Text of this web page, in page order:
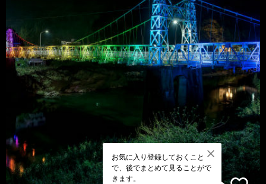
お気に入り登録しておくこと
で、後でまとめて見ることがで
きます。